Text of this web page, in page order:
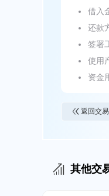
借入
还款
签署
使用
资金
返回交
其他交